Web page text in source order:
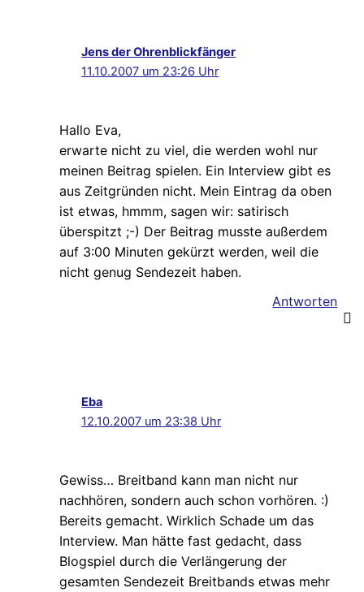
Jens der Ohrenblickfänger
11.10.2007 um 23:26 Uhr
Hallo Eva,
erwarte nicht zu viel, die werden wohl nur
meinen Beitrag spielen. Ein Interview gibt es
aus Zeitgründen nicht. Mein Eintrag da oben
ist etwas, hmmm, sagen wir: satirisch
überspitzt ;-) Der Beitrag musste außerdem
auf 3:00 Minuten gekürzt werden, weil die
nicht genug Sendezeit haben.
Antworten
Eba
12.10.2007 um 23:38 Uhr
Gewiss… Breitband kann man nicht nur
nachhören, sondern auch schon vorhören. :)
Bereits gemacht. Wirklich Schade um das
Interview. Man hätte fast gedacht, dass
Blogspiel durch die Verlängerung der
gesamten Sendezeit Breitbands etwas mehr